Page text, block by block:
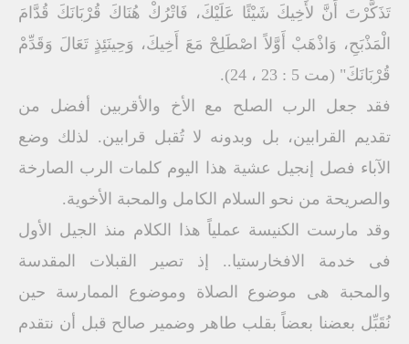
تَذَكَّرْتَ أَنَّ لأَخِيكَ شَيْئًا عَلَيْكَ، فَاتْرُكْ هُنَاكَ قُرْبَانَكَ قُدَّامَ
الْمَذْبَحِ، وَاذْهَبْ أَوَّلاً اصْطَلِحْ مَعَ أَخِيكَ، وَحِينَئِذٍ تَعَالَ وَقَدِّمْ
قُرْبَانَكَ" (مت 5 : 23 ، 24).
فقد جعل الرب الصلح مع الأخ والأقربين أفضل من
تقديم القرابين، بل وبدونه لا تُقبل قرابين. لذلك وضع
الآباء فصل إنجيل عشية هذا اليوم كلمات الرب الصارخة
والصريحة من نحو السلام الكامل والمحبة الأخوية.
وقد مارست الكنيسة عملياً هذا الكلام منذ الجيل الأول
فى خدمة الافخارستيا.. إذ تصير القبلات المقدسة
والمحبة هى موضوع الصلاة وموضوع الممارسة حين
نُقَبِّل بعضنا بعضاً بقلب طاهر وضمير صالح قبل أن نتقدم